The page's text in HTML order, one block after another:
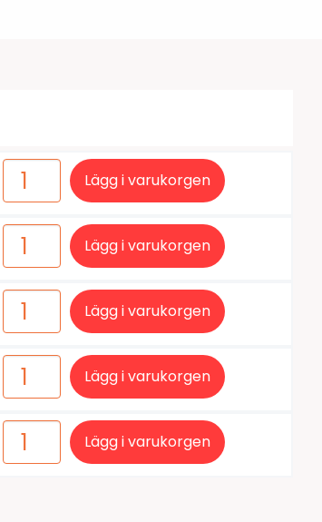
Lägg i varukorgen
Lägg i varukorgen
Lägg i varukorgen
Lägg i varukorgen
Lägg i varukorgen